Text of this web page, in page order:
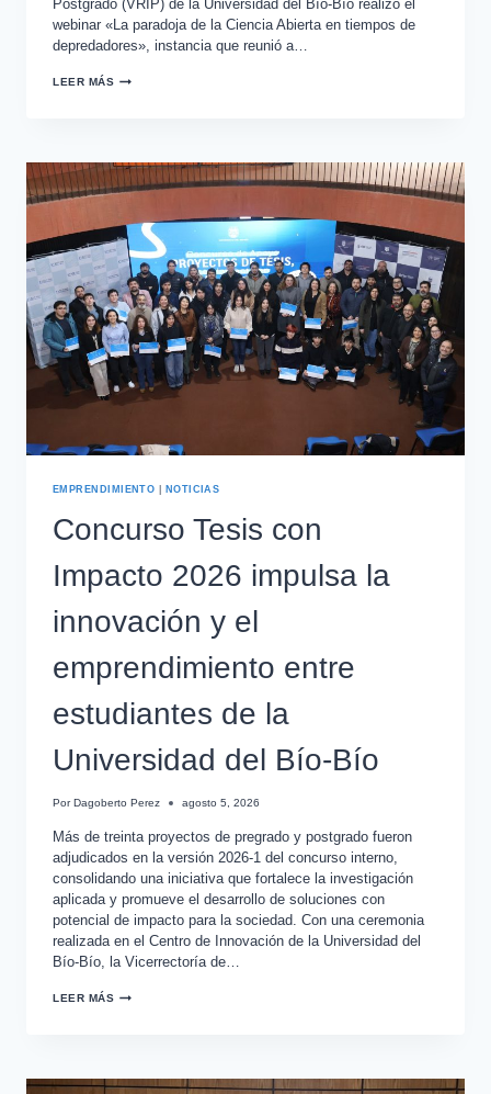
Postgrado (VRIP) de la Universidad del Bío-Bío realizó el
webinar «La paradoja de la Ciencia Abierta en tiempos de
depredadores», instancia que reunió a…
LEER MÁS
EMPRENDIMIENTO NOTICIAS
Concurso Tesis con
Impacto 2026 impulsa la
innovación y el
emprendimiento entre
estudiantes de la
Universidad del Bío-Bío
Por Dagoberto Perez agosto 5, 2026
Más de treinta proyectos de pregrado y postgrado fueron
adjudicados en la versión 2026-1 del concurso interno,
consolidando una iniciativa que fortalece la investigación
aplicada y promueve el desarrollo de soluciones con
potencial de impacto para la sociedad. Con una ceremonia
realizada en el Centro de Innovación de la Universidad del
Bío-Bío, la Vicerrectoría de…
LEER MÁS